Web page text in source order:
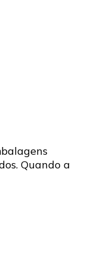
Quando a